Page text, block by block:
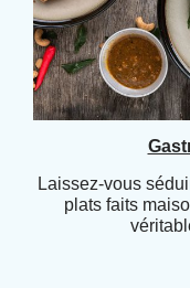
Laissez-vous
plats faits